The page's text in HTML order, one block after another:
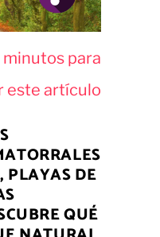
minutos para
este artículo
PLAYAS DE
QUÉ